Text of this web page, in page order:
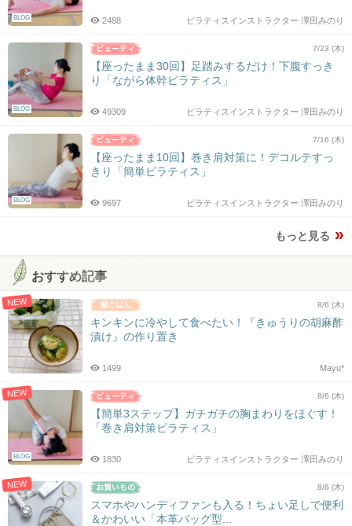
BLOG ピラティスインストラクター 澤田みのり
2488
BLOG
7/23 (木)
【座ったまま30回】足踏みするだけ！下腹すっき
り「ながら体幹ピラティス」
ピラティスインストラクター 澤田みのり
49309
BLOG
7/16 (木)
【座ったまま10回】巻き肩対策に！デコルテすっ
きり「簡単ピラティス」
ピラティスインストラクター 澤田みのり
9697
もっと見る
おすすめ記事
NEW 8/6 (木)
キンキンに冷やして食べたい！『きゅうりの胡麻酢
漬け』の作り置き
Mayu*
1499
NEW
BLOG
8/6 (木)
【簡単3ステップ】ガチガチの胸まわりをほぐす！
「巻き肩対策ピラティス」
ピラティスインストラクター 澤田みのり
1830
NEW 8/6 (木)
スマホやハンディファンも入る！ちょい足しで便利
＆かわいい「本革バッグ型...